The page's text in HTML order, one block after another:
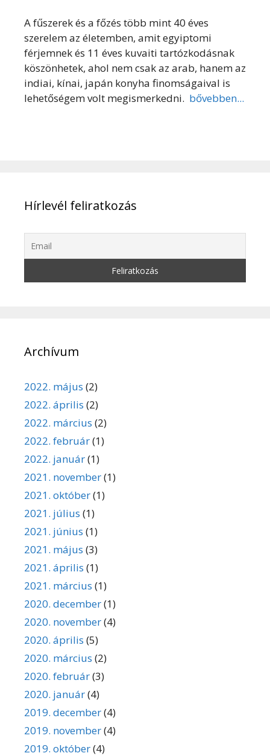
A fűszerek és a főzés több mint 40 éves
szerelem az életemben, amit egyiptomi
férjemnek és 11 éves kuvaiti tartózkodásnak
köszönhetek, ahol nem csak az arab, hanem az
indiai, kínai, japán konyha finomságaival is
lehetőségem volt megismerkedni. bővebben...
Hírlevél feliratkozás
Archívum
2022. május (2)
2022. április (2)
2022. március (2)
2022. február(1)
2022. január(1)
2021. november(1)
2021. október(1)
2021. július (1)
2021. június (1)
2021. május (3)
2021. április (1)
2021. március (1)
2020. december(1)
2020. november(4)
2020. április (5)
2020. március (2)
2020. február(3)
2020. január(4)
2019. december(4)
2019. november(4)
2019. október(4)